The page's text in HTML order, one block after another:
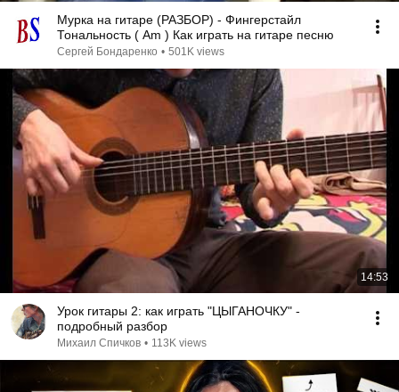
Мурка на гитаре (РАЗБОР) - Фингерстайл
Тональность ( Аm ) Как играть на гитаре песню
Сергей Бондаренко • 501K views
14:53
Урок гитары 2: как играть "ЦЫГАНОЧКУ" -
подробный разбор
Михаил Спичков • 113K views